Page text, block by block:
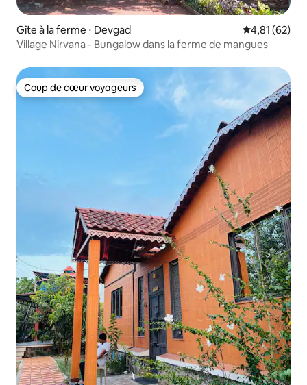
Gîte à la ferme ⋅ Devgad Évaluation
4,81 (62)
Village Nirvana - Bungalow dans la ferme de mangues
Coup de cœur voyageurs
Coup de cœur voyageurs